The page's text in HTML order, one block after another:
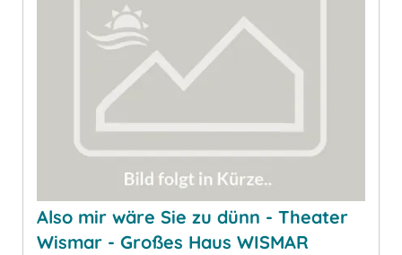
Also mir wäre Sie zu dünn - Theater
Wismar - Großes Haus WISMAR